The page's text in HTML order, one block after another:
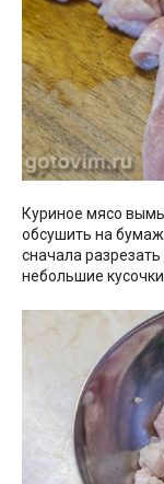
Куриное мясо
обсушить на
сначала
небольшие